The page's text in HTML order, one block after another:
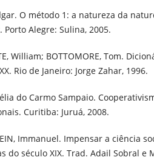
O método 1: a natureza da
Porto Alegre: Sulina, 2005.
William; BOTTOMORE, Tom.
Rio de Janeiro: Jorge Zahar, 1996.
do Carmo Sampaio.
Curitiba: Juruá, 2008.
Immanuel. Impensar a ciência
do século XIX. Trad. Adail Sobral e